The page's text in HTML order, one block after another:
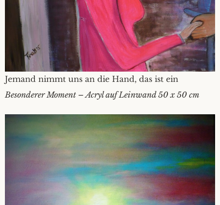
Jemand nimmt uns an die Hand, das ist ein
Besonderer Moment – Acryl auf Leinwand 50 x 50 cm